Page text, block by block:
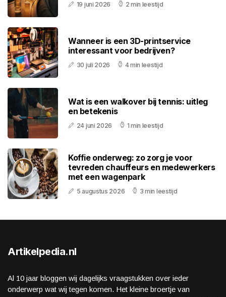
19 juni 2026 2 min leestijd
Wanneer is een 3D-printservice
interessant voor bedrijven?
30 juli 2026 4 min leestijd
Wat is een walkover bij tennis: uitleg
en betekenis
24 juni 2026 1 min leestijd
Koffie onderweg: zo zorg je voor
tevreden chauffeurs en medewerkers
met een wagenpark
5 augustus 2026 3 min leestijd
Artikelpedia.nl
Al 10 jaar bloggen wij dagelijks vraagstukken over ieder
onderwerp wat wij tegen komen. Het kleine broertje van